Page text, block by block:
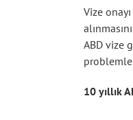
Vize
ABD vize
10 yıllık